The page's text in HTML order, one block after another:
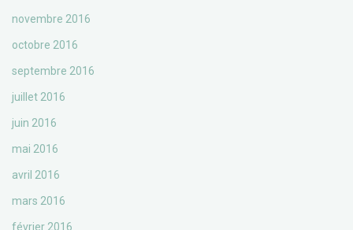
novembre 2016
octobre 2016
septembre 2016
juillet 2016
juin 2016
mai 2016
avril 2016
mars 2016
février 2016